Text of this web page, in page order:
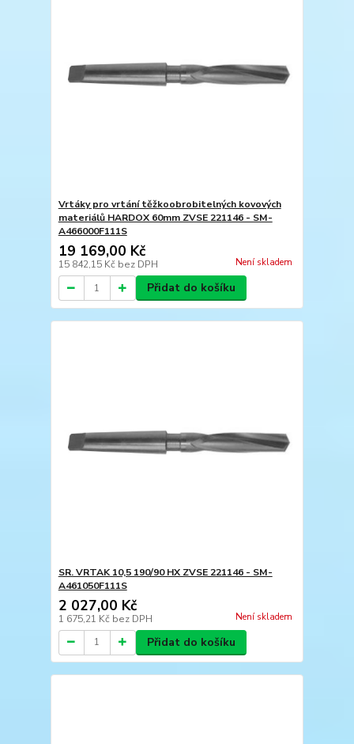
Vrtáky pro vrtání těžkoobrobitelných kovových
materiálů HARDOX 60mm ZVSE 221146 - SM-
A466000F111S
19 169,00 Kč
15 842,15 Kč bez DPH Není skladem
Přidat do košíku
SR. VRTAK 10,5 190/90 HX ZVSE 221146 - SM-
A461050F111S
2 027,00 Kč
1 675,21 Kč bez DPH Není skladem
Přidat do košíku